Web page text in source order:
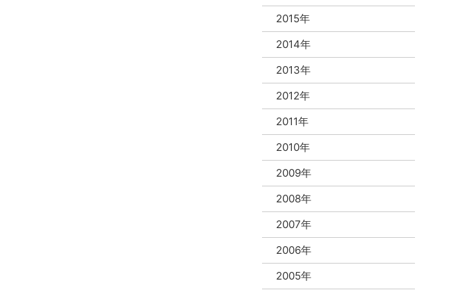
2015年
2014年
2013年
2012年
2011年
2010年
2009年
2008年
2007年
2006年
2005年